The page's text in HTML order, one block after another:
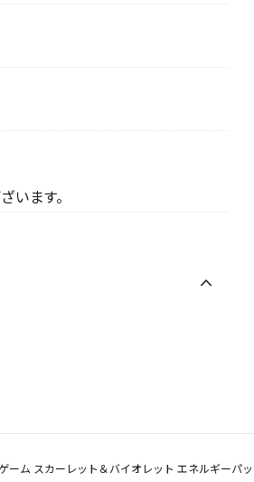
います。
ーム スカーレット＆バイオレット エネルギーパ